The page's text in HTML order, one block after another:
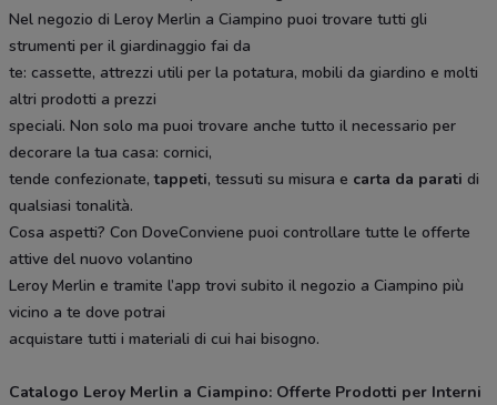
Nel negozio di Leroy Merlin a Ciampino puoi trovare tutti gli
strumenti per il giardinaggio fai da
te: cassette, attrezzi utili per la potatura, mobili da giardino e molti
altri prodotti a prezzi
speciali. Non solo ma puoi trovare anche tutto il necessario per
decorare la tua casa: cornici,
tende confezionate,tappeti, tessuti su misura e carta da parati di
qualsiasi tonalità.
Cosa aspetti? Con DoveConviene puoi controllare tutte le offerte
attive del nuovo volantino
Leroy Merlin e tramite l’app trovi subito il negozio a Ciampino più
vicino a te dove potrai
acquistare tutti i materiali di cui hai bisogno.
Catalogo Leroy Merlin a Ciampino: Offerte Prodotti per Interni